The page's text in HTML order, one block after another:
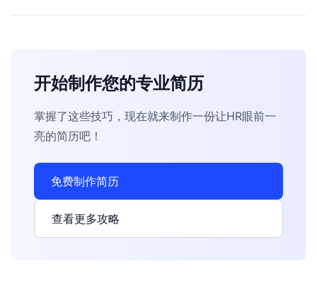
开始制作您的专业简历
掌握了这些技巧，现在就来制作一份让HR眼前一
亮的简历吧！
免费制作简历
查看更多攻略